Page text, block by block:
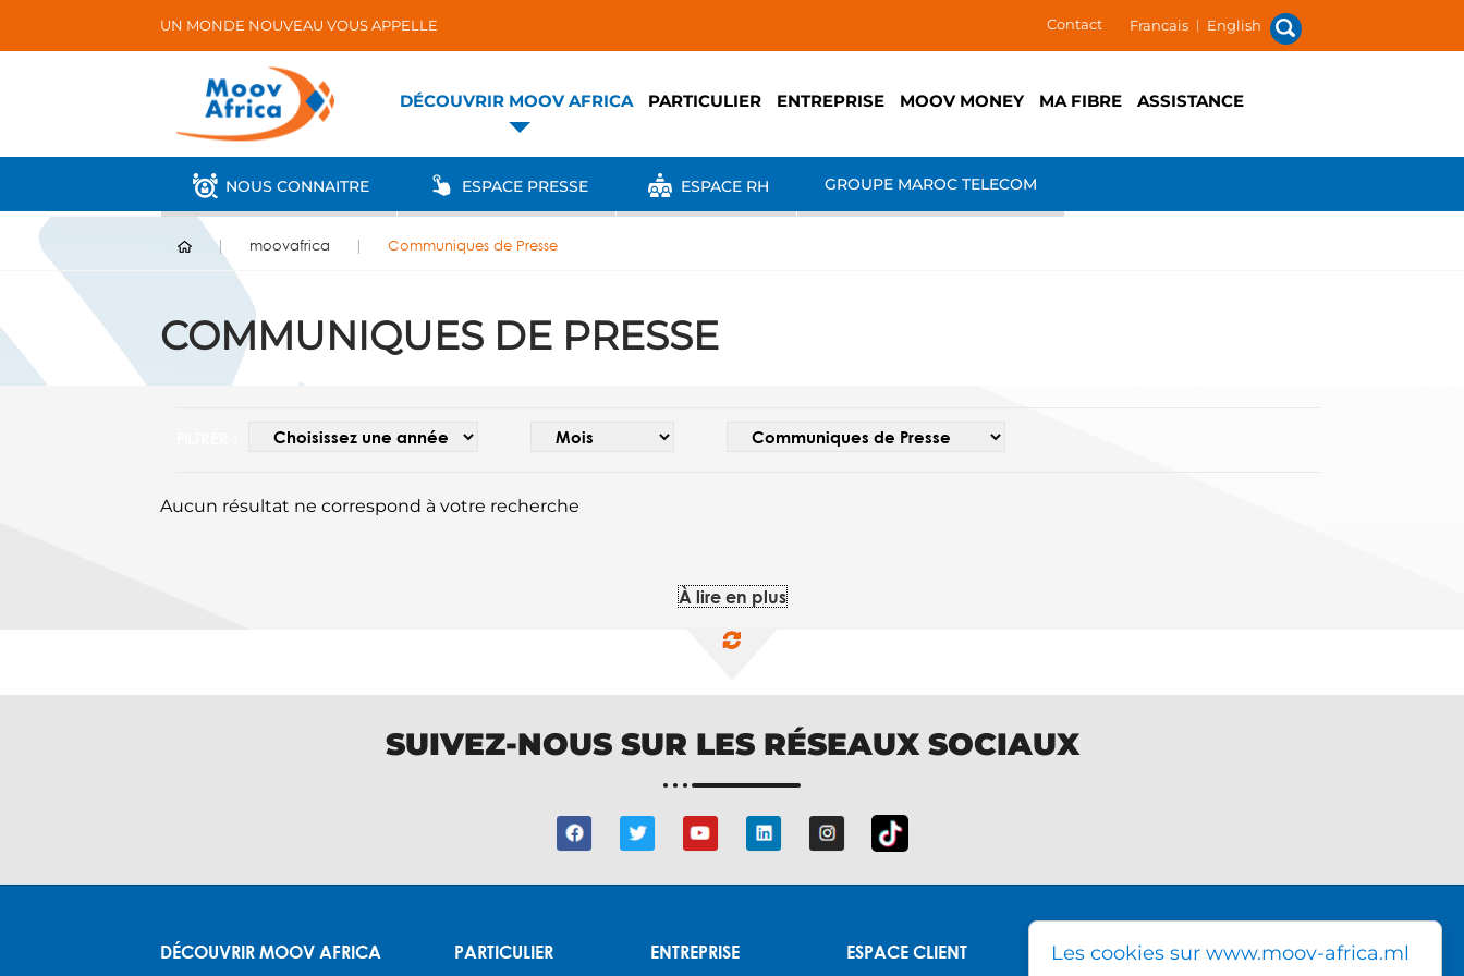
UN MONDE NOUVEAU VOUS APPELLE Contact Francais | English
DÉCOUVRIR MOOV AFRICA PARTICULIER ENTREPRISE MOOV MONEY MA FIBRE ASSISTANCE
NOUS CONNAITRE ESPACE PRESSE ESPACE RH GROUPE MAROC TELECOM
moovafrica Communiques de Presse
COMMUNIQUES DE PRESSE
Aucun résultat ne correspond à votre recherche
À lire en plus
SUIVEZ-NOUS SUR LES RÉSEAUX SOCIAUX
DÉCOUVRIR MOOV AFRICA
PARTICULIER
ENTREPRISE
ESPACE CLIENT
DIRECTION GÉNÉRALE MOOV
Les cookies sur www.moov-africa.ml